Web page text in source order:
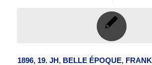
1896, 19. JH, BELLE ÉPOQUE,